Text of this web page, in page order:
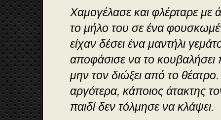
Χαμογέλασε και φλέρταρε με
το μήλο του σε ένα
είχαν δέσει ένα μαντήλι
αποφάσισε να το κουβαλήσει
μην τον διώξει από το
αργότερα, κάποιος άτακτης
παιδί δεν τόλμησε να κλάψει.